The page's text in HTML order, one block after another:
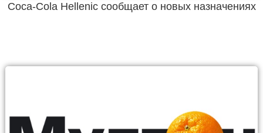
Coca-Cola Hellenic сообщает о новых назначениях